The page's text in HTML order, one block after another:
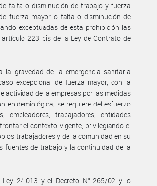
falta o disminución de trabajo y fuerza
fuerza mayor o falta o disminución de
exceptuadas de esta prohibición las
223 bis de la Ley de Contrato de
la gravedad de la emergencia sanitaria
excepcional de fuerza mayor, con la
actividad de la empresas por las medidas
epidemiológica, se requiere del esfuerzo
trabajadores, entidades
el contexto vigente, privilegiando el
trabajadores y de la comunidad en su
fuentes de trabajo y la continuidad de la
24.013 y el Decreto N° 265/02 y lo